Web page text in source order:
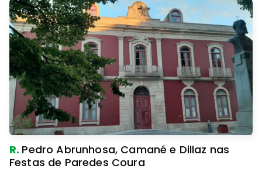
R. Pedro Abrunhosa, Camané e Dillaz nas
Festas de Paredes Coura